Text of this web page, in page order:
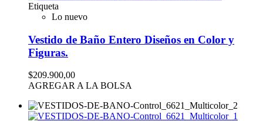
Etiqueta
Lo nuevo
Vestido de Baño Entero Diseños en Color y
Figuras.
$209.900,00
AGREGAR A LA BOLSA